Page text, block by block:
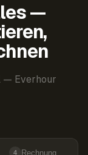
—
— Everhour
4 Rechnung